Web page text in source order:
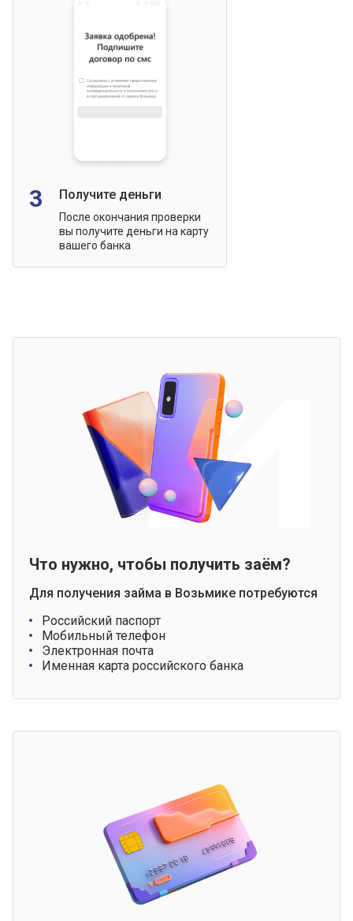
3 Получите деньги
После окончания проверки
вы получите деньги на карту
вашего банка
Что нужно, чтобы получить заём?
Для получения займа в Возьмике потребуются
Российский паспорт
Мобильный телефон
Электронная почта
Именная карта российского банка